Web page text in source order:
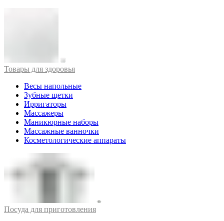
Товары для здоровья
Весы напольные
Зубные щетки
Ирригаторы
Массажеры
Маникюрные наборы
Массажные ванночки
Косметологические аппараты
Посуда для приготовления